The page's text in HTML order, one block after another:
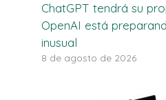
ChatGPT tendrá su
OpenAI está
inusual
8 de agosto de 2026